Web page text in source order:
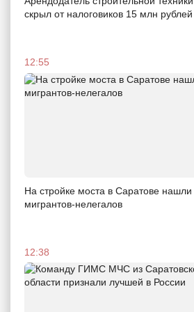
скрыл от налоговиков 15 млн рублей
12:55
На стройке моста в Саратове нашли
мигрантов-нелегалов
12:38